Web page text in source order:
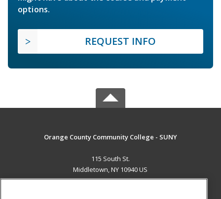
options.
REQUEST INFO
Orange County Community College - SUNY
115 South St.
Middletown, NY 10940 US